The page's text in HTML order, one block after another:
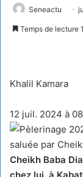
Seneactu
Temps de lecture
Khalil Kamara
12 juil. 2024 à
Cheikh Baba